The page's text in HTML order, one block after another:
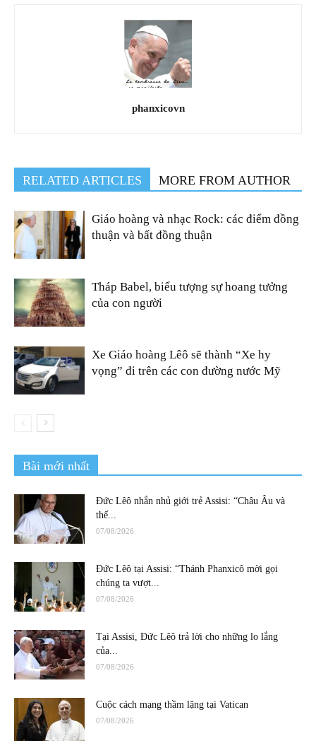
phanxicovn
RELATED ARTICLES MORE FROM AUTHOR
Giáo hoàng và nhạc Rock: các điểm đồng
thuận và bất đồng thuận
Tháp Babel, biểu tượng sự hoang tưởng
của con người
Xe Giáo hoàng Lêô sẽ thành “Xe hy
vọng” đi trên các con đường nước Mỹ
Bài mới nhất
Đức Lêô nhắn nhủ giới trẻ Assisi: “Châu Âu và
thế...
07/08/2026
Đức Lêô tại Assisi: “Thánh Phanxicô mời gọi
chúng ta vượt...
07/08/2026
Tại Assisi, Đức Lêô trả lời cho những lo lắng
của...
07/08/2026
Cuộc cách mạng thầm lặng tại Vatican
07/08/2026